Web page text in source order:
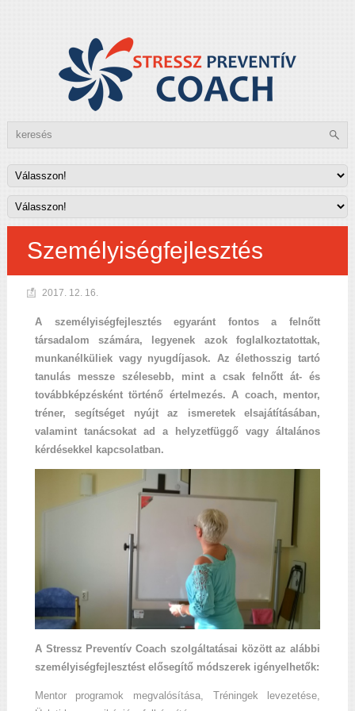
Személyiségfejlesztés
2017. 12. 16.
A személyiségfejlesztés egyaránt fontos a felnőtt
társadalom számára, legyenek azok foglalkoztatottak,
munkanélküliek vagy nyugdíjasok. Az élethosszig tartó
tanulás messze szélesebb, mint a csak felnőtt át- és
továbbképzésként történő értelmezés. A coach, mentor,
tréner, segítséget nyújt az ismeretek elsajátításában,
valamint tanácsokat ad a helyzetfüggő vagy általános
kérdésekkel kapcsolatban.
A Stressz Preventív Coach szolgáltatásai között az alábbi
személyiségfejlesztést elősegítő módszerek igényelhetők:
Mentor programok megvalósítása, Tréningek levezetése,